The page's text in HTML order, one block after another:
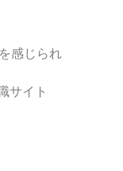
感じられ
サイト